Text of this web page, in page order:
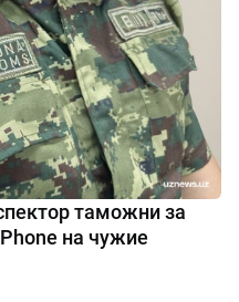
таможни за
на чужие